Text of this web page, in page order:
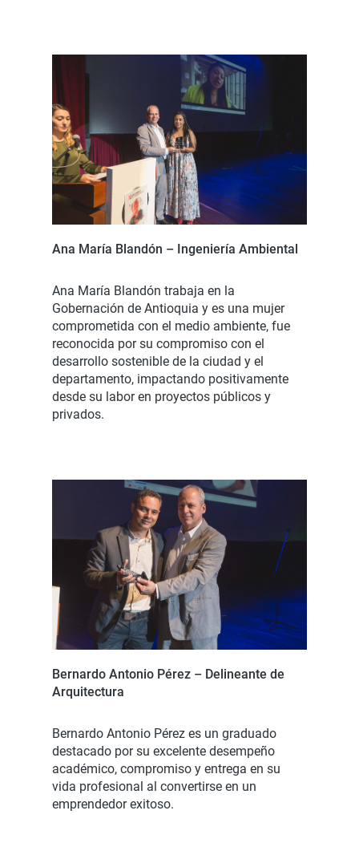
Ana María Blandón – Ingeniería Ambiental
Ana María Blandón trabaja en la
Gobernación de Antioquia y es una mujer
comprometida con el medio ambiente, fue
reconocida por su compromiso con el
desarrollo sostenible de la ciudad y el
departamento, impactando positivamente
desde su labor en proyectos públicos y
privados.
Bernardo Antonio Pérez – Delineante de
Arquitectura
Bernardo Antonio Pérez es un graduado
destacado por su excelente desempeño
académico, compromiso y entrega en su
vida profesional al convertirse en un
emprendedor exitoso.